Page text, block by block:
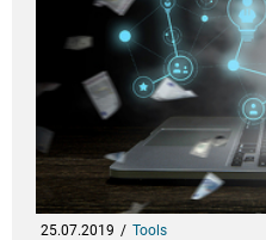
25.07.2019 Tools